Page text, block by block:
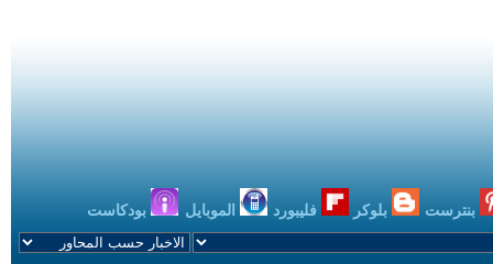
بنترست بلوكر فليبورد الموبايل بودكاست